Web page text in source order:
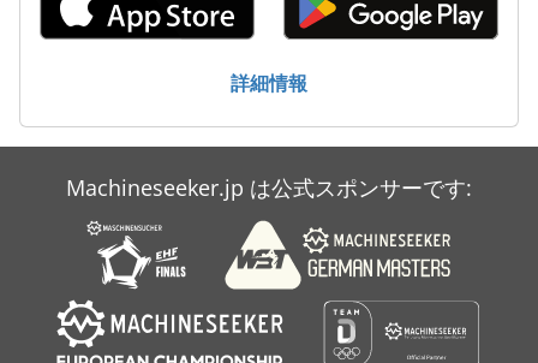
詳細情報
Machineseeker.jp は公式スポンサーです: